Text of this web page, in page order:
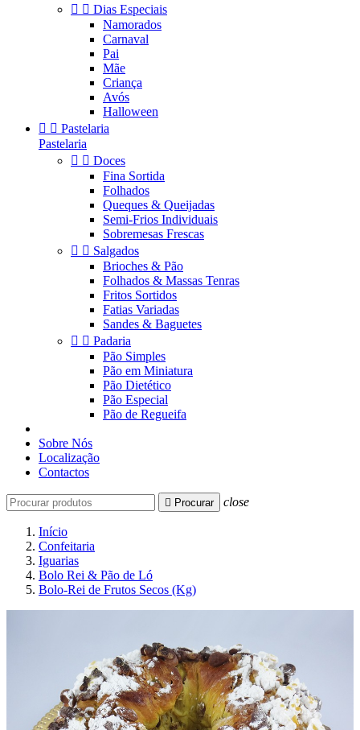
  Dias Especiais
Namorados
Carnaval
Pai
Mãe
Criança
Avós
Halloween
  Pastelaria
Pastelaria
  Doces
Fina Sortida
Folhados
Queques & Queijadas
Semi-Frios Individuais
Sobremesas Frescas
  Salgados
Brioches & Pão
Folhados & Massas Tenras
Fritos Sortidos
Fatias Variadas
Sandes & Baguetes
  Padaria
Pão Simples
Pão em Miniatura
Pão Dietético
Pão Especial
Pão de Regueifa
Sobre Nós
Localização
Contactos
 Procurar close
Início
Confeitaria
Iguarias
Bolo Rei & Pão de Ló
Bolo-Rei de Frutos Secos (Kg)